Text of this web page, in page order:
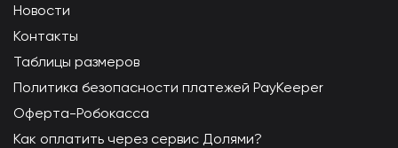
Новости
Контакты
Таблицы размеров
Политика безопасности платежей PayKeeper
Оферта-Робокасса
Как оплатить через сервис Долями?